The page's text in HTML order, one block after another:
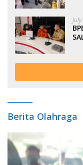
Berita Olahraga